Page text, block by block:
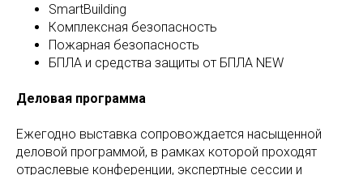
SmartBuilding
Комплексная безопасность
Пожарная безопасность
БПЛА и средства защиты от БПЛА NEW
Деловая программа
Ежегодно выставка сопровождается насыщенной
деловой программой, в рамках которой проходят
отраслевые конференции, экспертные сессии и